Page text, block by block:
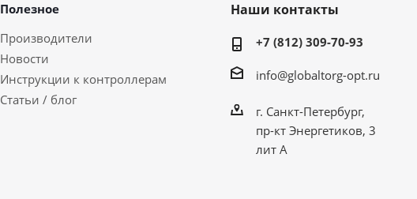
Полезное
Производители
Новости
Инструкции к контроллерам
Статьи / блог
Наши контакты
+7 (812) 309-70-93
info@globaltorg-opt.ru
г. Санкт-Петербург,
пр-кт Энергетиков, 3
лит А